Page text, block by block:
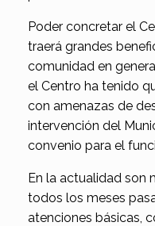
Poder concretar el
traerá grandes
comunidad en
el Centro ha tenido
con amenazas de
intervención del
convenio para el
En la actualidad son
todos los meses
atenciones básicas,